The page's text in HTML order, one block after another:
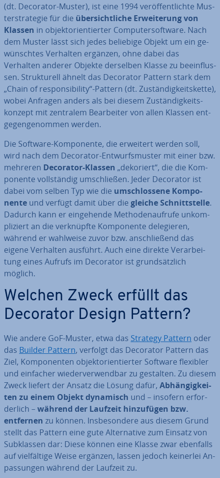
(dt. Decorator-Muster), ist eine 1994 ver­öf­fent­lich­te Mus­
ter­stra­te­gie für die über­sicht­li­che Er­wei­te­rung von
Klassen in ob­jekt­ori­en­tier­ter Com­pu­ter­soft­ware. Nach
dem Muster lässt sich jedes beliebige Objekt um ein ge­
wünsch­tes Verhalten ergänzen, ohne dabei das
Verhalten anderer Objekte derselben Klasse zu be­ein­flus­
sen. Struk­tu­rell ähnelt das Decorator Pattern stark dem
„Chain of re­spon­si­bi­li­ty“-Pattern (dt. Zu­stän­dig­keits­ket­te),
wobei Anfragen anders als bei diesem Zu­stän­dig­keits­
kon­zept mit zentralem Be­ar­bei­ter von allen Klassen ent­
ge­gen­ge­nom­men werden.
Die Software-Kom­po­nen­te, die erweitert werden soll,
wird nach dem Decorator-Ent­wurfs­mus­ter mit einer bzw.
mehreren Decorator-Klassen „dekoriert“, die die Kom­
po­nen­te voll­stän­dig um­schlie­ßen. Jeder Decorator ist
dabei vom selben Typ wie die um­schlos­se­ne Kom­po­
nen­te und verfügt damit über die gleiche Schnitt­stel­le.
Dadurch kann er ein­ge­hen­de Me­tho­den­auf­ru­fe un­kom­
pli­ziert an die ver­knüpf­te Kom­po­nen­te de­le­gie­ren,
während er wahlweise zuvor bzw. an­schlie­ßend das
eigene Verhalten ausführt. Auch eine direkte Ver­ar­bei­
tung eines Aufrufs im Decorator ist grund­sätz­lich
möglich.
Welchen Zweck erfüllt das
Decorator Design Pattern?
Wie andere GoF-Muster, etwa das Strategy Pattern oder
das Builder Pattern, verfolgt das Decorator Pattern das
Ziel, Kom­po­nen­ten ob­jekt­ori­en­tier­ter Software flexibler
und einfacher wie­der­ver­wend­bar zu gestalten. Zu diesem
Zweck liefert der Ansatz die Lösung dafür, Ab­hän­gig­kei­
ten zu einem Objekt dynamisch und – insofern er­for­
der­lich –während der Laufzeit hin­zu­fü­gen bzw.
entfernen zu können. Ins­be­son­de­re aus diesem Grund
stellt das Pattern eine gute Al­ter­na­ti­ve zum Einsatz von
Sub­klas­sen dar: Diese können eine Klasse zwar ebenfalls
auf viel­fäl­ti­ge Weise ergänzen, lassen jedoch keinerlei An­
pas­sun­gen während der Laufzeit zu.